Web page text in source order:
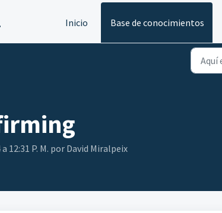
Inicio Base de conocimientos
12:31 P. M. por David Miralpeix